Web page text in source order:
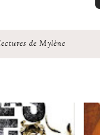
de Mylène